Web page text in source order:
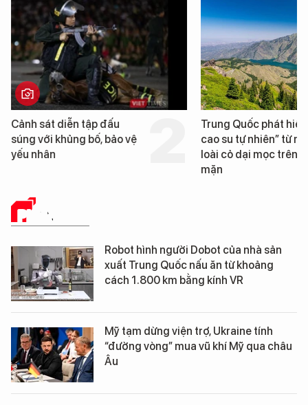
Trung Quốc phát hiện “mỏ
cao su tự nhiên” từ một
loài cỏ dại mọc trên đất
Loạt dự án bất động
Đà Nẵng sắp bị kiểm
PHÂN TÍCH
Robot hình người Dobot của nhà sản
xuất Trung Quốc nấu ăn từ khoảng
cách 1.800 km bằng kính VR
Mỹ tạm dừng viện trợ, Ukraine tính
“đường vòng” mua vũ khí Mỹ qua châu
Âu